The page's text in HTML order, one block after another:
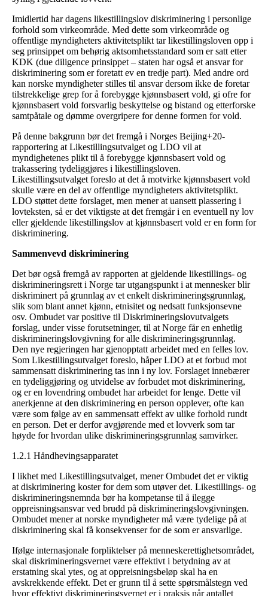
Imidlertid har dagens likestillingslov diskriminering i personlige
forhold som virkeområde. Med dette som virkeområde og
offentlige myndigheters aktivitetsplikt tar likestillingsloven opp i
seg prinsippet om behørig aktsomhetsstandard som er satt etter
KDK (due diligence prinsippet – staten har også et ansvar for
diskriminering som er foretatt ev en tredje part). Med andre ord
kan norske myndigheter stilles til ansvar dersom ikke de foretar
tilstrekkelige grep for å forebygge kjønnsbasert vold, gi ofre for
kjønnsbasert vold forsvarlig beskyttelse og bistand og etterforske
samtpåtale og dømme overgripere for denne formen for vold.
På denne bakgrunn bør det fremgå i Norges Beijing+20-
rapportering at Likestillingsutvalget og LDO vil at
myndighetenes plikt til å forebygge kjønnsbasert vold og
trakassering tydeliggjøres i likestillingsloven.
Likestillingsutvalget foreslo at det å motvirke kjønnsbasert vold
skulle være en del av offentlige myndigheters aktivitetsplikt.
LDO støttet dette forslaget, men mener at uansett plassering i
lovteksten, så er det viktigste at det fremgår i en eventuell ny lov
eller gjeldende likestillingslov at kjønnsbasert vold er en form for
diskriminering.
Sammenvevd diskriminering
Det bør også fremgå av rapporten at gjeldende likestillings- og
diskrimineringsrett i Norge tar utgangspunkt i at mennesker blir
diskriminert på grunnlag av et enkelt diskrimineringsgrunnlag,
slik som blant annet kjønn, etnisitet og nedsatt funksjonsevne
osv. Ombudet var positive til Diskrimineringslovutvalgets
forslag, under visse forutsetninger, til at Norge får en enhetlig
diskrimineringslovgivning for alle diskrimineringsgrunnlag.
Den nye regjeringen har gjenopptatt arbeidet med en felles lov.
Som Likestillingsutvalget foreslo, håper LDO at et forbud mot
sammensatt diskriminering tas inn i ny lov. Forslaget innebærer
en tydeliggjøring og utvidelse av forbudet mot diskriminering,
og er en lovendring ombudet har arbeidet for lenge. Dette vil
anerkjenne at den diskriminering en person opplever, ofte kan
være som følge av en sammensatt effekt av ulike forhold rundt
en person. Det er derfor avgjørende med et lovverk som tar
høyde for hvordan ulike diskrimineringsgrunnlag samvirker.
1.2.1 Håndhevingsapparatet
I likhet med Likestillingsutvalget, mener Ombudet det er viktig
at diskriminering koster for dem som utøver det. Likestillings- og
diskrimineringsnemnda bør ha kompetanse til å ilegge
oppreisningsansvar ved brudd på diskrimineringslovgivningen.
Ombudet mener at norske myndigheter må være tydelige på at
diskriminering skal få konsekvenser for de som er ansvarlige.
Ifølge internasjonale forpliktelser på menneskerettighetsområdet,
skal diskrimineringsvernet være effektivt i betydning av at
erstatning skal ytes, og at oppreisningsbeløp skal ha en
avskrekkende effekt. Det er grunn til å sette spørsmålstegn ved
hvor effektivt diskrimineringsvernet er i praksis når antallet